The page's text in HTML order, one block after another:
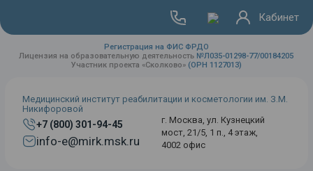
Регистрация на ФИС ФРДО
Лицензия на образовательную деятельность №Л035-01298-77/00184205
Участник проекта «Сколково» (ОРН 1127013)
Медицинский институт реабилитации и косметологии им. З.М.
Никифоровой
+7 (800) 301-94-45
info-e@mirk.msk.ru
г. Москва, ул. Кузнецкий
мост, 21/5, 1 п., 4 этаж,
4002 офис
Кабинет